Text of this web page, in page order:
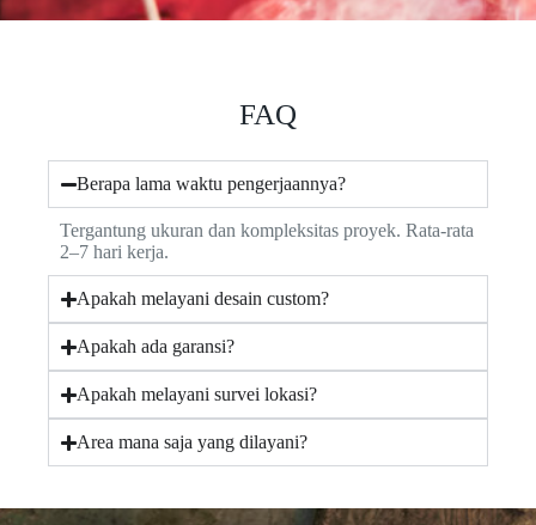
FAQ
Berapa lama waktu pengerjaannya?
Tergantung ukuran dan kompleksitas proyek. Rata-rata
2–7 hari kerja.
Apakah melayani desain custom?
Apakah ada garansi?
Apakah melayani survei lokasi?
Area mana saja yang dilayani?